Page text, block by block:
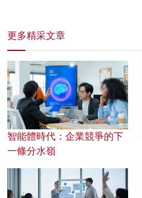
更多精采文章
智能體時代：企業競爭的下
一條分水嶺